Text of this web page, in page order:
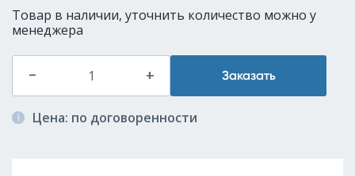
Товар в наличии, уточнить количество можно у
менеджера
– + Заказать
Цена: по договоренности